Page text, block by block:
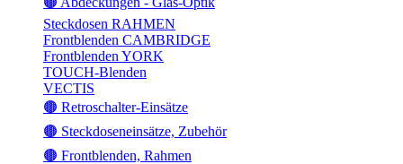
Steckdosen RAHMEN
Frontblenden CAMBRIDGE
Frontblenden YORK
TOUCH-Blenden
VECTIS
🟤 Retroschalter-Einsätze
🟤 Steckdoseneinsätze, Zubehör
🟤 Frontblenden, Rahmen